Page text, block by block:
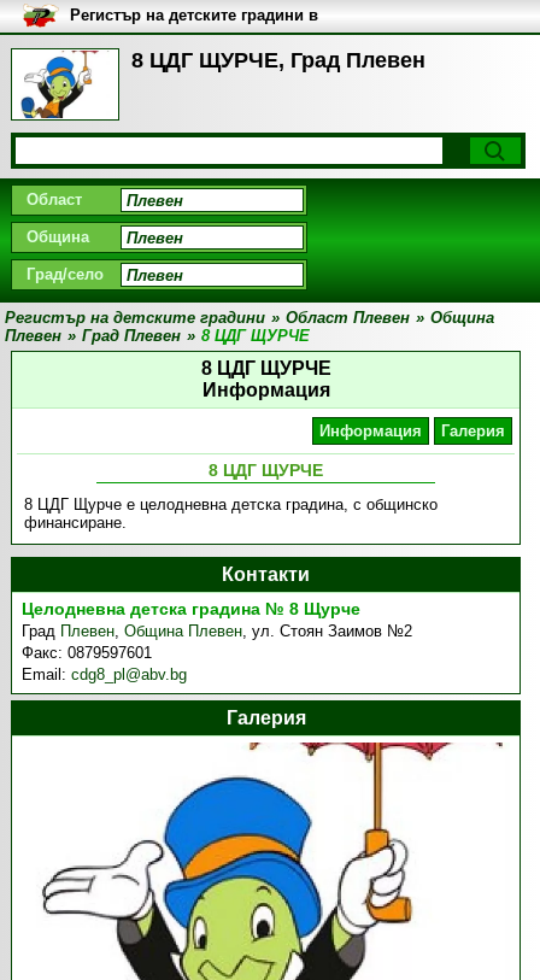
8 ЦДГ ЩУРЧЕ, Град Плевен
Регистър на детските градини в
България
Област
Община
Град/село
Регистър на детските градини » Област Плевен » Община
Плевен » Град Плевен » 8 ЦДГ ЩУРЧЕ
8 ЦДГ ЩУРЧЕ
Информация
Информация Галерия
8 ЦДГ ЩУРЧЕ
8 ЦДГ Щурче е целодневна детска градина, с общинско
финансиране.
Контакти
Целодневна детска градина № 8 Щурче
Град Плевен,Община Плевен,ул. Стоян Заимов №2
Факс:0879597601
Email:cdg8_pl@abv.bg
Галерия